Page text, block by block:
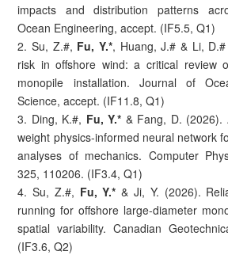
impacts and distribution patterns
Ocean Engineering, accept. (IF5.5, Q1)
2. Su, Z.#, Fu, Y.*, Huang, J.# & Li,
risk in offshore wind: a critical review
monopile installation. Journal of
Science, accept. (IF11.8, Q1)
3. Ding, K.#, Fu, Y.* & Fang, D. (2026).
weight physics-informed neural network
analyses of mechanics. Computer
325, 110206. (IF3.4, Q1)
4. Su, Z.#, Fu, Y.* & Ji, Y. (2026).
running for offshore large-diameter
spatial variability. Canadian
(IF3.6, Q2)